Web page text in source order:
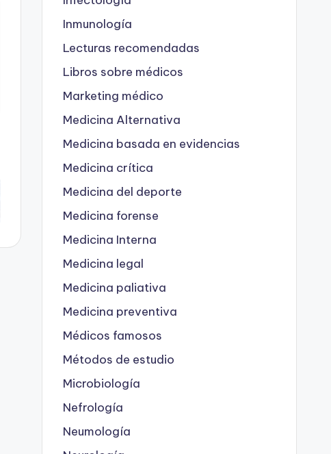
Inmunología
Lecturas recomendadas
Libros sobre médicos
Marketing médico
Medicina Alternativa
Medicina basada en evidencias
Medicina crítica
Medicina del deporte
Medicina forense
Medicina Interna
Medicina legal
Medicina paliativa
Medicina preventiva
Médicos famosos
Métodos de estudio
Microbiología
Nefrología
Neumología